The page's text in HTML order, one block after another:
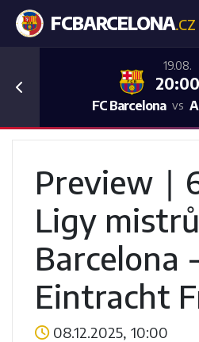
FCBARCELONA.CZ
19.08.
20:00
FC Barcelona vs
Previous
Preview ∣
Ligy
Barcelona -
Eintracht
08.12.2025, 10:00